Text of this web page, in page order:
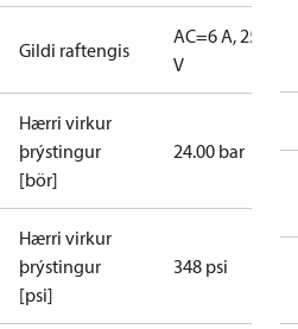
Gildi raftengis
AC=6 A, 250
V
Hærri virkur
þrýstingur
[bör]
24.00 bar
Hærri virkur
þrýstingur
[psi]
348 psi